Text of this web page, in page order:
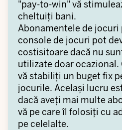
"pay-to-win" vă
cheltuiți bani.
Abonamentele de jocuri
console de jocuri pot
costisitoare dacă nu
utilizate doar ocazional.
vă stabiliți un buget fix
jocurile. Același lucru
dacă aveți mai multe
vă pe care îl folosiți cu
pe celelalte.